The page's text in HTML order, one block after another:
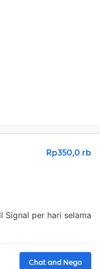
Rp350,0 rb
Signal per hari selama
Chat and Nego